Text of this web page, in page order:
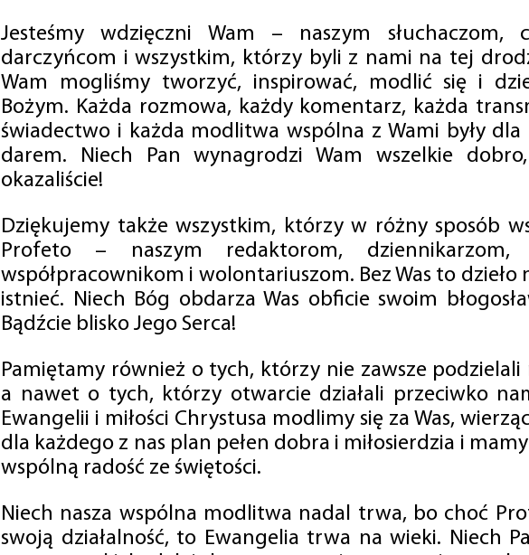
Jesteśmy wdzięczni Wam – naszym słuchaczom,
darczyńcom i wszystkim, którzy byli z nami na tej
Wam mogliśmy tworzyć, inspirować, modlić się i
Bożym. Każda rozmowa, każdy komentarz, każda
świadectwo i każda modlitwa wspólna z Wami były dla
darem. Niech Pan wynagrodzi Wam wszelkie
okazaliście!
Dziękujemy także wszystkim, którzy w różny sposób
Profeto – naszym redaktorom, dziennikarzom,
współpracownikom i wolontariuszom. Bez Was to dzieło
istnieć. Niech Bóg obdarza Was obficie swoim
Bądźcie blisko Jego Serca!
Pamiętamy również o tych, którzy nie zawsze podzielali
a nawet o tych, którzy otwarcie działali przeciwko
Ewangelii i miłości Chrystusa modlimy się za Was,
dla każdego z nas plan pełen dobra i miłosierdzia i
wspólną radość ze świętości.
Niech nasza wspólna modlitwa nadal trwa, bo choć
swoją działalność, to Ewangelia trwa na wieki. Niech